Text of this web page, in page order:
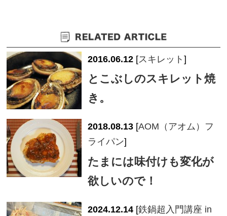
2016.06.12 [スキレット]
とこぶしのスキレット焼
き。
2018.08.13 [AOM（アオム）フ
ライパン]
たまには味付けも変化が
欲しいので！
2024.12.14 [鉄鍋超入門講座 in